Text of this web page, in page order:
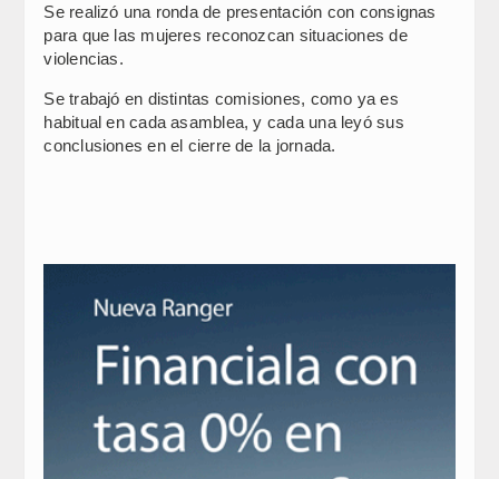
Se realizó una ronda de presentación con consignas
para que las mujeres reconozcan situaciones de
violencias.
Se trabajó en distintas comisiones, como ya es
habitual en cada asamblea, y cada una leyó sus
conclusiones en el cierre de la jornada.